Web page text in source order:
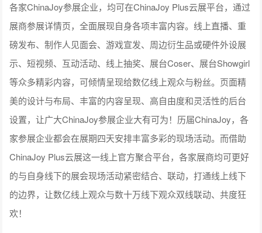
各家ChinaJoy参展企业，均可在ChinaJoy Plus云展平台，通过
展商参展详情页，全面展现自身各项丰富内容。线上直播、重
磅发布、制作人见面会、游戏宣发、周边衍生品或硬件外设展
示、短视频、互动活动、线上抽奖、展台Coser、展台Showgirl
等众多精彩内容，可倾情呈现给数亿线上观众与粉丝。页面精
美的设计与布局、丰富的内容呈现、高自由度和灵活性的后台
设置，让广大ChinaJoy参展企业大有可为！历届ChinaJoy，各
家参展企业都会在展期四天安排丰富多彩的现场活动。而借助
ChinaJoy Plus云展这一线上官方聚合平台，各家展商均可更好
的与自身线下的展会现场活动紧密结合、联动，打通线上线下
的边界，让数亿线上观众与数十万线下观众双线联动、共度狂
欢！